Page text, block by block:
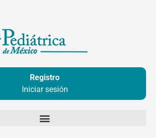
Registro
Iniciar sesión